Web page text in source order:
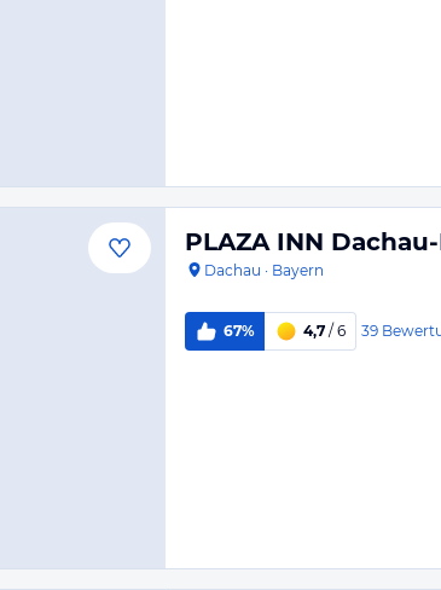
PLAZA INN
Dachau · Bayern
67% 4,7 / 6 39